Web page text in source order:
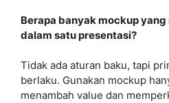
Berapa banyak mockup
dalam satu presentasi?
Tidak ada aturan baku, tapi
berlaku. Gunakan mockup
menambah value dan